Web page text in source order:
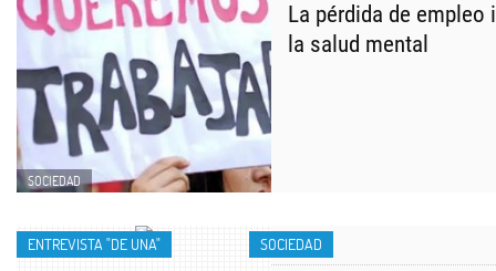
SOCIEDAD
La pérdida de
la salud mental
SOCIEDAD
ENTREVISTA "DE UNA"